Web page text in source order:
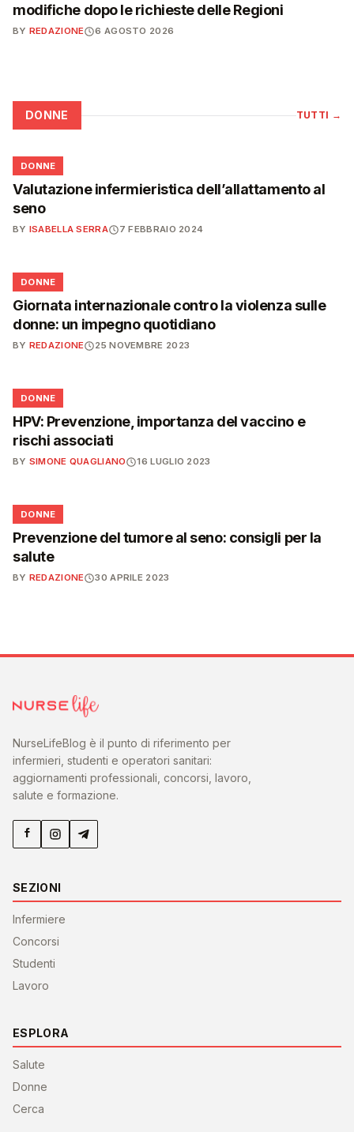
modifiche dopo le richieste delle Regioni
BY REDAZIONE 6 AGOSTO 2026
DONNE TUTTI →
🌸
DONNE
Valutazione infermieristica dell’allattamento al
seno
BY ISABELLA SERRA 7 FEBBRAIO 2024
🌸
DONNE
Giornata internazionale contro la violenza sulle
donne: un impegno quotidiano
BY REDAZIONE 25 NOVEMBRE 2023
🌸
DONNE
HPV: Prevenzione, importanza del vaccino e
rischi associati
BY SIMONE QUAGLIANO 16 LUGLIO 2023
🌸
DONNE
Prevenzione del tumore al seno: consigli per la
salute
BY REDAZIONE 30 APRILE 2023
NurseLifeBlog è il punto di riferimento per
infermieri, studenti e operatori sanitari:
aggiornamenti professionali, concorsi, lavoro,
salute e formazione.
SEZIONI
Infermiere
Concorsi
Studenti
Lavoro
ESPLORA
Salute
Donne
Cerca